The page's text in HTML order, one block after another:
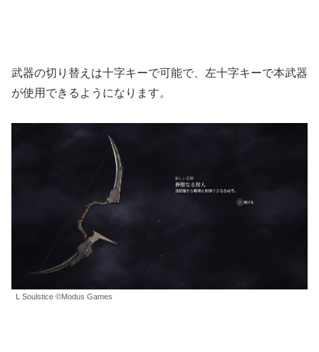
武器の切り替えは十字キーで可能で、左十字キーで本武器
が使用できるようになります。
L Soulstice ©Modus Games